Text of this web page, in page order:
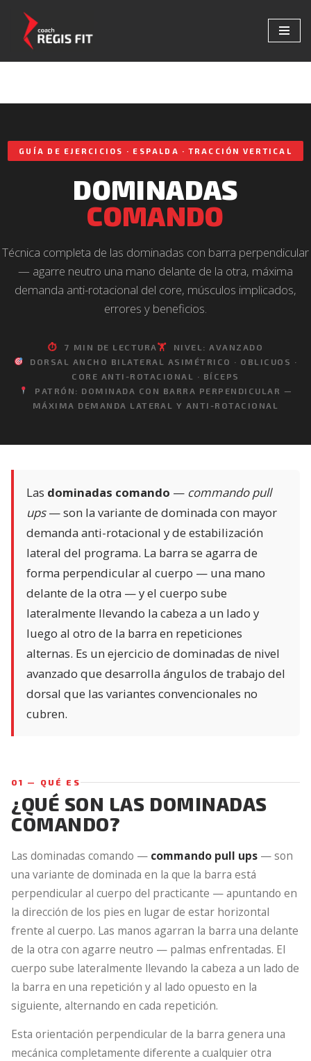
Saltar
GUÍA DE EJERCICIOS · ESPALDA · TRACCIÓN VERTICAL
DOMINADAS
COMANDO
Técnica completa de las dominadas con barra perpendicular
— agarre neutro una mano delante de la otra, máxima
demanda anti-rotacional del core, músculos implicados,
errores y beneficios.
⏱ 7 MIN DE LECTURA 🏋️
NIVEL: AVANZADO
DORSAL ANCHO BILATERAL ASIMÉTRICO · OBLICUOS ·
CORE ANTI-ROTACIONAL · BÍCEPS
PATRÓN: DOMINADA CON BARRA PERPENDICULAR —
MÁXIMA DEMANDA LATERAL Y ANTI-ROTACIONAL
Las dominadas comando — commando pull
ups— son la variante de dominada con mayor
demanda anti-rotacional y de estabilización
lateral del programa. La barra se agarra de
forma perpendicular al cuerpo — una mano
delante de la otra — y el cuerpo sube
lateralmente llevando la cabeza a un lado y
luego al otro de la barra en repeticiones
alternas. Es un ejercicio de dominadas de nivel
avanzado que desarrolla ángulos de trabajo del
dorsal que las variantes convencionales no
cubren.
01 — QUÉ ES
¿QUÉ SON LAS DOMINADAS
COMANDO?
Las dominadas comando — commando pull ups — son
una variante de dominada en la que la barra está
perpendicular al cuerpo del practicante — apuntando en
la dirección de los pies en lugar de estar horizontal
frente al cuerpo. Las manos agarran la barra una delante
de la otra con agarre neutro — palmas enfrentadas. El
cuerpo sube lateralmente llevando la cabeza a un lado de
la barra en una repetición y al lado opuesto en la
siguiente, alternando en cada repetición.
Esta orientación perpendicular de la barra genera una
mecánica completamente diferente a cualquier otra